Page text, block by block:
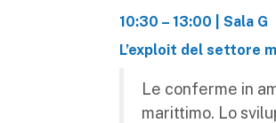
10:30 – 13:00 | Sala G
L’exploit del settore
Le conferme in
marittimo. Lo